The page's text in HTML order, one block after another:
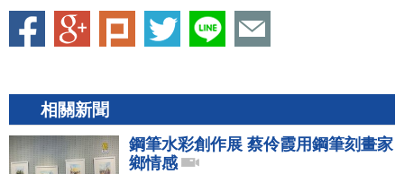
相關新聞
鋼筆水彩創作展 蔡伶霞用鋼筆刻畫家
鄉情感